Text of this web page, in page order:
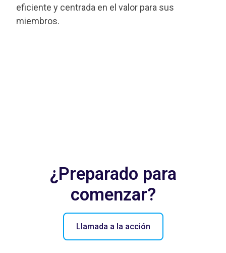
eficiente y centrada en el valor para sus
miembros.
¿Preparado para
comenzar?
Llamada a la acción